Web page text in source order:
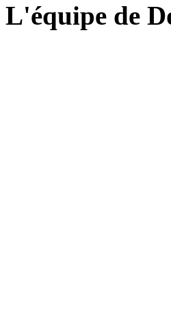
L'équipe de